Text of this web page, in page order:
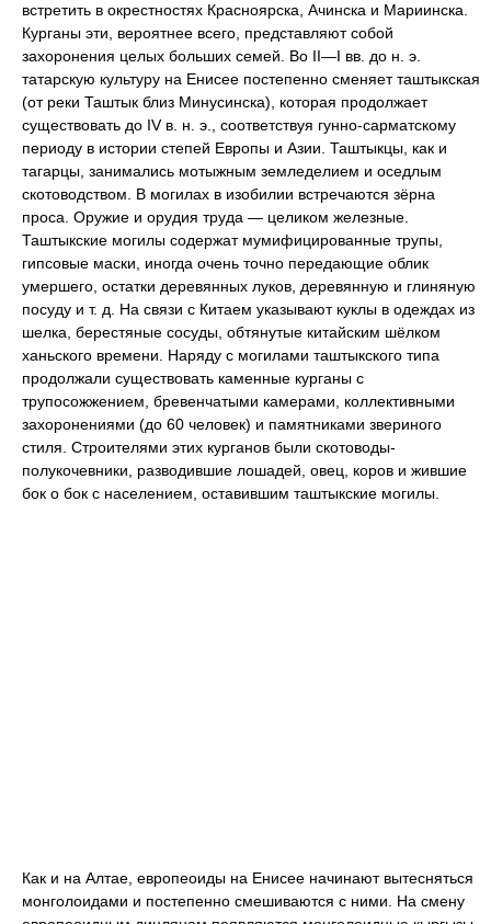
встретить в окрестностях Красноярска, Ачинска и Мариинска.
Курганы эти, вероятнее всего, представляют собой
захоронения целых больших семей. Во II—I вв. до н. э.
татарскую культуру на Енисее постепенно сменяет таштыкская
(от реки Таштык близ Минусинска), которая продолжает
существовать до IV в. н. э., соответствуя гунно-сарматскому
периоду в истории степей Европы и Азии. Таштыкцы, как и
тагарцы, занимались мотыжным земледелием и оседлым
скотоводством. В могилах в изобилии встречаются зёрна
проса. Оружие и орудия труда — целиком железные.
Таштыкские могилы содержат мумифицированные трупы,
гипсовые маски, иногда очень точно передающие облик
умершего, остатки деревянных луков, деревянную и глиняную
посуду и т. д. На связи с Китаем указывают куклы в одеждах из
шелка, берестяные сосуды, обтянутые китайским шёлком
ханьского времени. Наряду с могилами таштыкского типа
продолжали существовать каменные курганы с
трупосожжением, бревенчатыми камерами, коллективными
захоронениями (до 60 человек) и памятниками звериного
стиля. Строителями этих курганов были скотоводы-
полукочевники, разводившие лошадей, овец, коров и жившие
бок о бок с населением, оставившим таштыкские могилы.
Как и на Алтае, европеоиды на Енисее начинают вытесняться
монголоидами и постепенно смешиваются с ними. На смену